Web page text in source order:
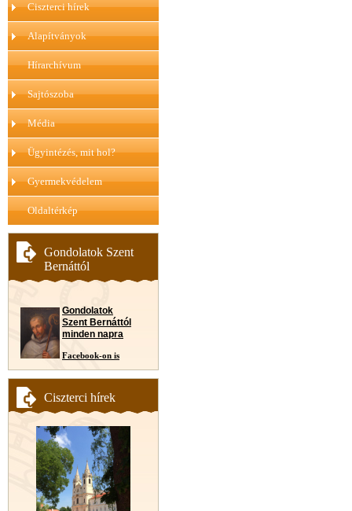
Ciszterci hírek
Alapítványok
Hírarchívum
Sajtószoba
Média
Ügyintézés, mit hol?
Gyermekvédelem
Oldaltérkép
Gondolatok Szent
Bernáttól
Gondolatok
Szent Bernáttól
minden napra
Facebook-on is
Ciszterci hírek